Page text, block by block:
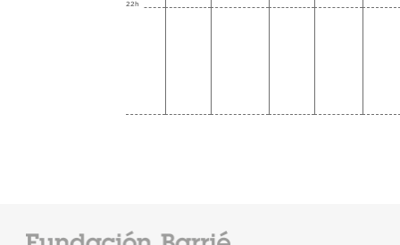
22h